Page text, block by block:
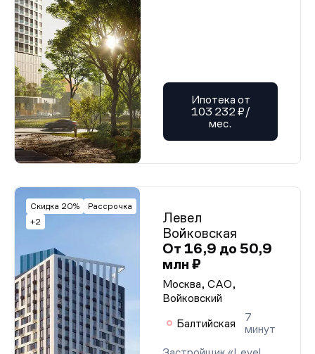
Ипотека от
103 232 ₽/
мес.
Скидка 20%
Рассрочка
+2
Левел
Войковская
От 16,9 до 50,9
млн ₽
Москва, САО,
Войковский
Балтийская
7
минут